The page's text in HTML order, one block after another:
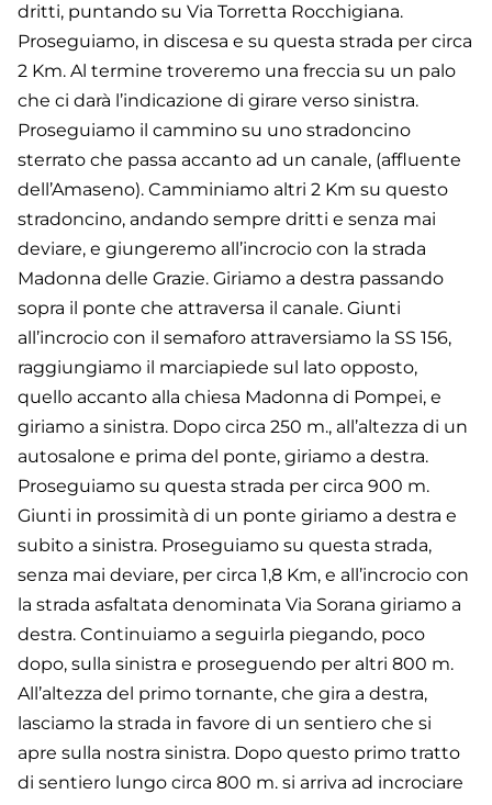
dritti, puntando su Via Torretta Rocchigiana.
Proseguiamo, in discesa e su questa strada per circa
2 Km. Al termine troveremo una freccia su un palo
che ci darà l’indicazione di girare verso sinistra.
Proseguiamo il cammino su uno stradoncino
sterrato che passa accanto ad un canale, (affluente
dell’Amaseno). Camminiamo altri 2 Km su questo
stradoncino, andando sempre dritti e senza mai
deviare, e giungeremo all’incrocio con la strada
Madonna delle Grazie. Giriamo a destra passando
sopra il ponte che attraversa il canale. Giunti
all’incrocio con il semaforo attraversiamo la SS 156,
raggiungiamo il marciapiede sul lato opposto,
quello accanto alla chiesa Madonna di Pompei, e
giriamo a sinistra. Dopo circa 250 m., all’altezza di un
autosalone e prima del ponte, giriamo a destra.
Proseguiamo su questa strada per circa 900 m.
Giunti in prossimità di un ponte giriamo a destra e
subito a sinistra. Proseguiamo su questa strada,
senza mai deviare, per circa 1,8 Km, e all’incrocio con
la strada asfaltata denominata Via Sorana giriamo a
destra. Continuiamo a seguirla piegando, poco
dopo, sulla sinistra e proseguendo per altri 800 m.
All’altezza del primo tornante, che gira a destra,
lasciamo la strada in favore di un sentiero che si
apre sulla nostra sinistra. Dopo questo primo tratto
di sentiero lungo circa 800 m. si arriva ad incrociare